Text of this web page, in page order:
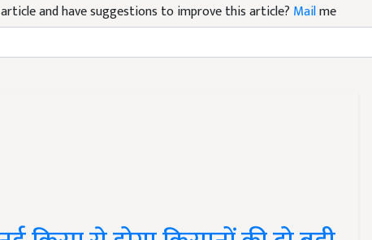
and have suggestions to improve this article? Mailme